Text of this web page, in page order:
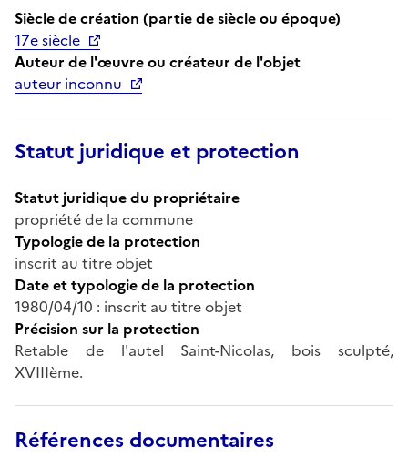
Siècle de création (partie de siècle ou époque)
17e siècle
Auteur de l'œuvre ou créateur de l'objet
auteur inconnu
Statut juridique et protection
Statut juridique du propriétaire
propriété de la commune
Typologie de la protection
inscrit au titre objet
Date et typologie de la protection
1980/04/10 : inscrit au titre objet
Précision sur la protection
Retable de l'autel Saint-Nicolas, bois sculpté,
XVIIIème.
Références documentaires